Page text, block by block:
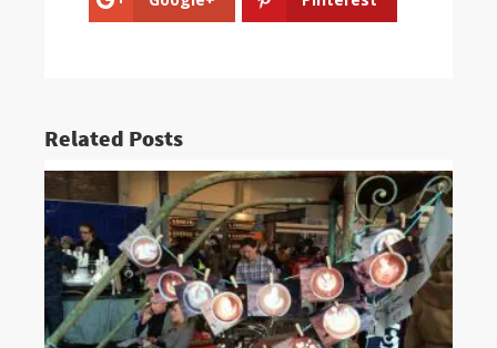
Related Posts